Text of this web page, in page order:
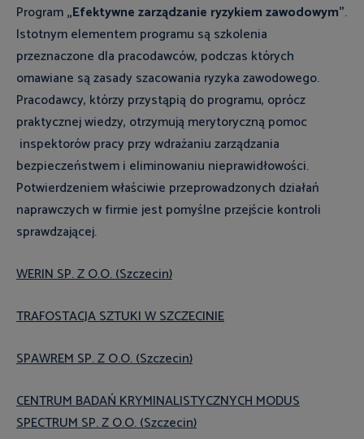
Program„Efektywne zarządzanie ryzykiem zawodowym”.
Istotnym elementem programu są szkolenia
przeznaczone dla pracodawców, podczas których
omawiane są zasady szacowania ryzyka zawodowego.
Pracodawcy, którzy przystąpią do programu, oprócz
praktycznej wiedzy, otrzymują merytoryczną pomoc
inspektorów pracy przy wdrażaniu zarządzania
bezpieczeństwem i eliminowaniu nieprawidłowości.
Potwierdzeniem właściwie przeprowadzonych działań
naprawczych w firmie jest pomyślne przejście kontroli
sprawdzającej.
WERIN SP. Z O.O. (Szczecin)
TRAFOSTACJA SZTUKI W SZCZECINIE
SPAWREM SP. Z O.O. (Szczecin)
CENTRUM BADAŃ KRYMINALISTYCZNYCH MODUS
SPECTRUM SP. Z O.O. (Szczecin)